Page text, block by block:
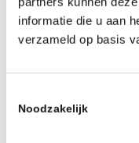
informatie die u aan
verzameld op basis
Noodzakelijk
gekeken of hij een
heftruckcertificaat
Horecabloed
april in Nunspeet.